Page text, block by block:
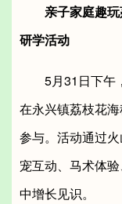
亲子家庭趣
研学活动
5月31日下午
在永兴镇荔枝花
参与。活动通过
宠互动、马术体
中增长见识。